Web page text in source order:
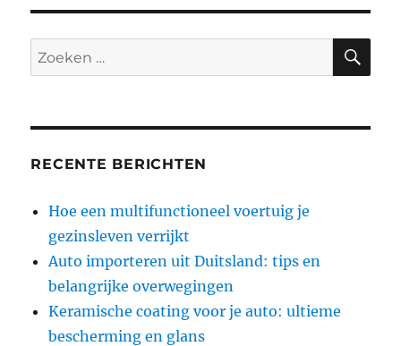
Zoeken
naar:
RECENTE BERICHTEN
Hoe een multifunctioneel voertuig je
gezinsleven verrijkt
Auto importeren uit Duitsland: tips en
belangrijke overwegingen
Keramische coating voor je auto: ultieme
bescherming en glans